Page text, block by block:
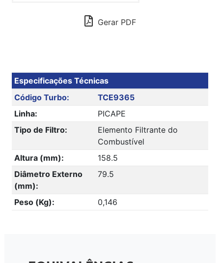
Gerar PDF
Especificações Técnicas
Código Turbo:
TCE9365
Linha:
PICAPE
Tipo de Filtro:
Elemento Filtrante do
Combustível
Altura (mm):
158.5
Diâmetro Externo
(mm):
79.5
Peso (Kg): 0,146